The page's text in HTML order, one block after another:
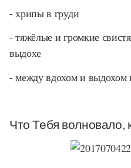
- хрипы в груди
- тяжёлые и громкие
выдохе
- между вдохом и выдохом
Что Тебя волновало,